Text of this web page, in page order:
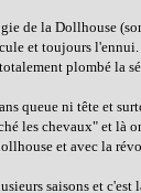
de la Dollhouse
et toujours l'ennui.
plombé la
queue ni tête et
les chevaux" et là
et avec la
saisons et